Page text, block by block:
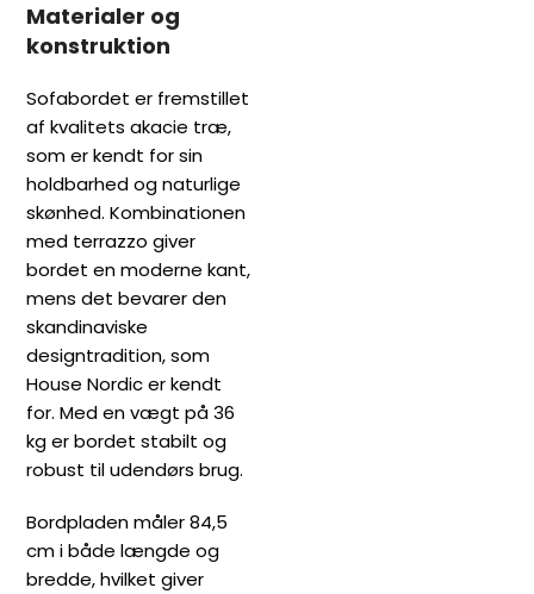
Materialer og
konstruktion
Sofabordet er fremstillet
af kvalitets akacie træ,
som er kendt for sin
holdbarhed og naturlige
skønhed. Kombinationen
med terrazzo giver
bordet en moderne kant,
mens det bevarer den
skandinaviske
designtradition, som
House Nordic er kendt
for. Med en vægt på 36
kg er bordet stabilt og
robust til udendørs brug.
Bordpladen måler 84,5
cm i både længde og
bredde, hvilket giver